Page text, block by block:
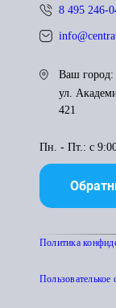
8 495 246-
Ваш город:
ул.
421
Пн. - Пт.: с
Политика
Пользователькое